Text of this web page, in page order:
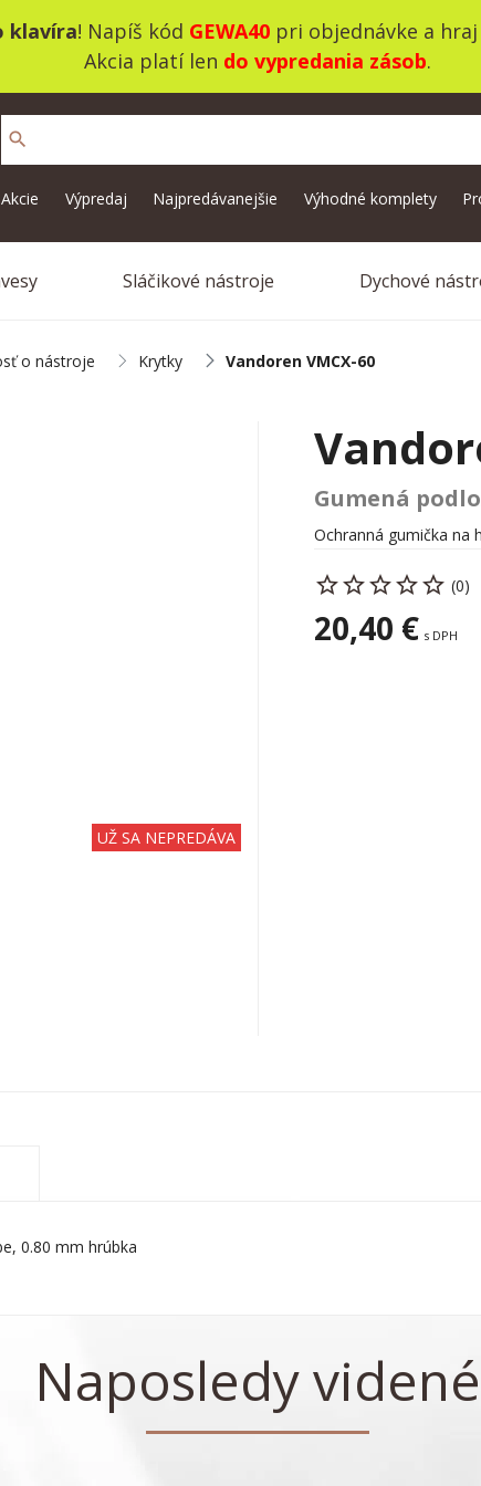
klavíra! Napíš kód GEWA40pri objednávke a hraj
Akcia platí len do vypredania zásob.
search
Akcie Výpredaj Najpredávanejšie Výhodné komplety
Sláčikové nástroje Dychové
o nástroje Krytky Vandoren VMCX-60
UŽ SA NEPREDÁVA
Gumená
Ochranná gumička na
(0)
20,40 € s DPH
0.80 mm hrúbka
Naposledy videné